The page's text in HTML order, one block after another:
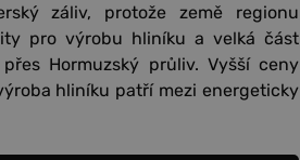
záliv, protože země regionu
pro výrobu hliníku a velká část
Hormuzský průliv. Vyšší ceny
hliníku patří mezi energeticky